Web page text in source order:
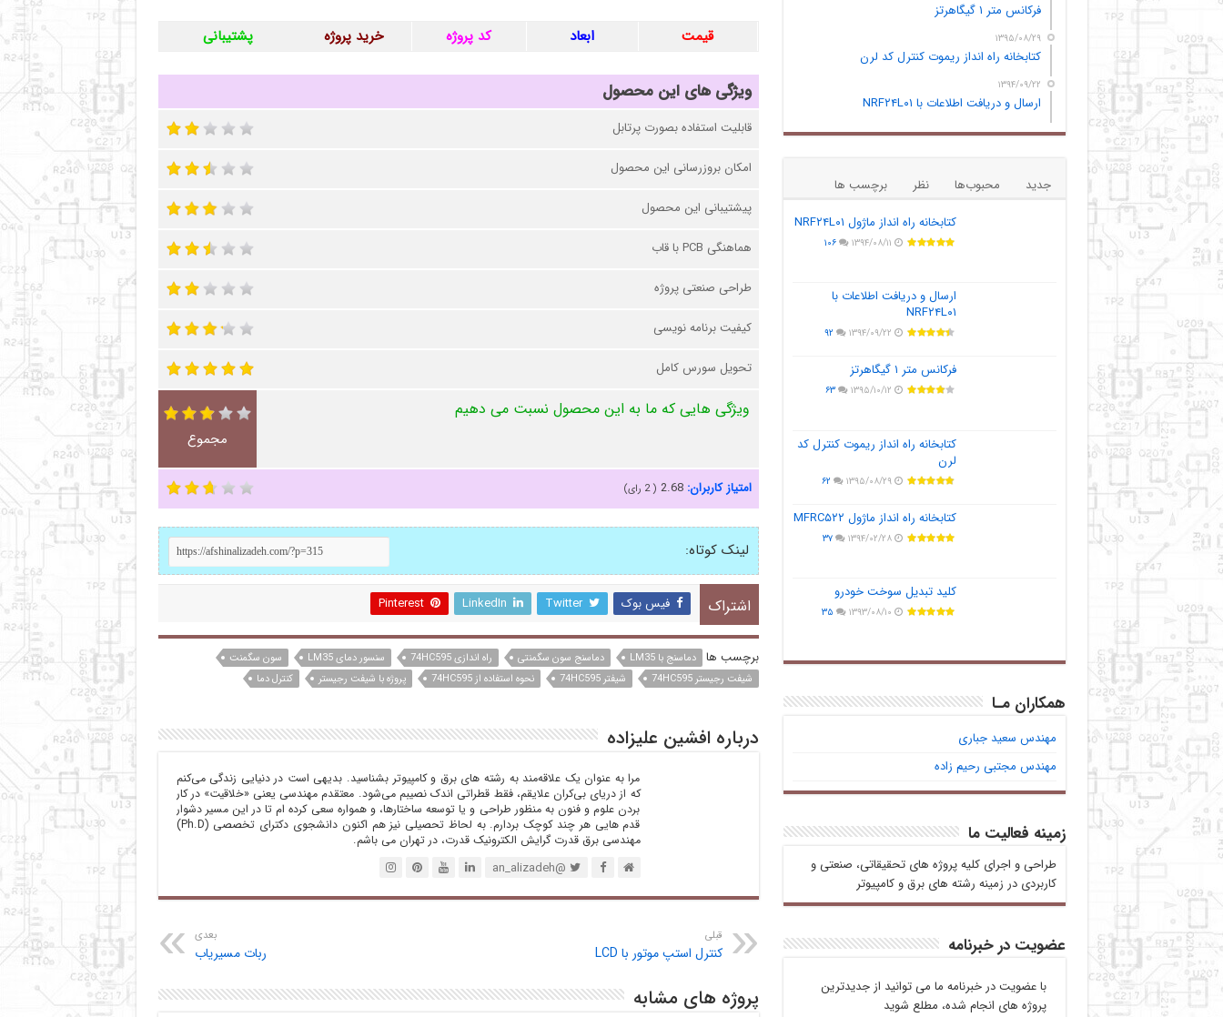
قیمت ابعاد کد پروژه خرید پروژه پشتیبانی
ویژگی های این محصول
قابلیت استفاده بصورت پرتابل
امکان بروزرسانی این محصول
پیشتیبانی این محصول
هماهنگی PCB با قاب
طراحی صنعتی پروژه
کیفیت برنامه نویسی
تحویل سورس کامل
مجموع
ویژگی هایی که ما به این محصول نسبت می دهیم
امتیاز کاربران:2.68
(
2 رای)
لینک کوتاه:
اشتراک فیس بوک Twitter
LinkedIn
Pinterest
برچسب ها دماسنج با LM35 دماسنج سون سگمنتی راه اندازی 74HC595 سنسور دمای LM35
سون سگمنت
شیفت رجیستر 74HC595
شیفتر 74HC595 نحوه استفاده از 74HC595 پروژه با شیفت رجیستر کنترل دما
درباره افشین علیزاده
مرا به عنوان یک علاقه‌مند به رشته های برق و کامپیوتر بشناسید‌. بدیهی است در دنیایی زندگی می‌کنم
که از دریای بی‌کران علایقم‌، فقط قطراتی اندک نصیبم می‌شود. معتقدم مهندسی یعنی «خلاقیت»‌ در کار
بردن علوم و فنون به منظور طراحی و یا توسعه ساختارها، و همواره سعی کرده ام تا در این مسیر دشوار
قدم هایی هر چند کوچک بردارم. به لحاظ تحصیلی نیز هم اکنون دانشجوی دکترای تخصصی (Ph.D)
مهندسی برق قدرت گرایش الکترونیک قدرت، در تهران می باشم.
@an_alizadeh
قبلی
کنترل استپ موتور با LCD
بعدی
ربات مسیریاب
پروژه های مشابه
فرکانس متر ۱ گیگاهرتز
۱۳۹۵/۰۸/۲۹
کتابخانه راه انداز ریموت کنترل کد لرن
۱۳۹۴/۰۹/۲۲
ارسال و دریافت اطلاعات با NRF۲۴L۰۱
جدید محبوب‌ها نظر
برچسب ها
کتابخانه راه انداز ماژول NRF۲۴L۰۱
۱۳۹۴/۰۸/۱۱ ۱۰۶
ارسال و دریافت اطلاعات با
NRF۲۴L۰۱
۱۳۹۴/۰۹/۲۲ ۹۲
فرکانس متر ۱ گیگاهرتز
۱۳۹۵/۱۰/۱۲ ۶۳
کتابخانه راه انداز ریموت کنترل کد
لرن
۱۳۹۵/۰۸/۲۹ ۶۲
کتابخانه راه انداز ماژول MFRC۵۲۲
۱۳۹۴/۰۲/۲۸ ۳۷
کلید تبدیل سوخت خودرو
۱۳۹۳/۰۸/۱۰ ۳۵
همکاران مـا
مهندس سعید جباری
مهندس مجتبی رحیم زاده
زمینه فعالیت ما
طراحی و اجرای کلیه پروژه های تحقیقاتی، صنعتی و
کاربردی در زمینه رشته های برق و کامپیوتر
عضویت در خبرنامه
با عضویت در خبرنامه ما می توانید از جدیدترین
پروژه های انجام شده، مطلع شوید